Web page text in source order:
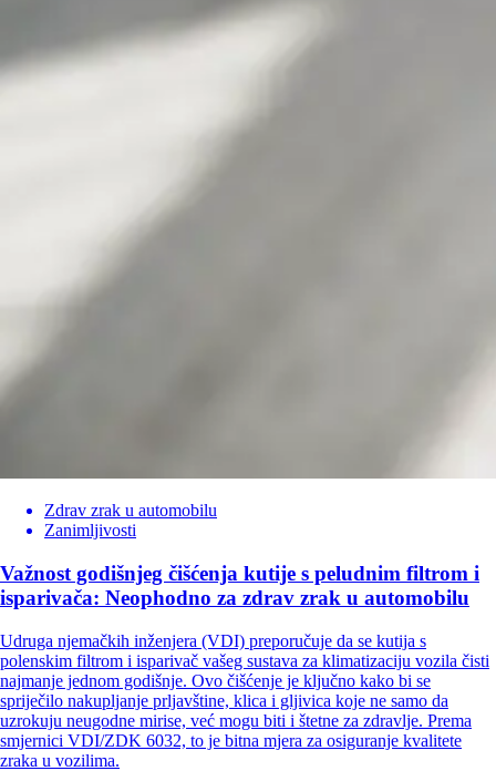
Zdrav zrak u automobilu
Zanimljivosti
Važnost godišnjeg čišćenja kutije s peludnim filtrom i
isparivača: Neophodno za zdrav zrak u automobilu
Udruga njemačkih inženjera (VDI) preporučuje da se kutija s
polenskim filtrom i isparivač vašeg sustava za klimatizaciju vozila čisti
najmanje jednom godišnje. Ovo čišćenje je ključno kako bi se
spriječilo nakupljanje prljavštine, klica i gljivica koje ne samo da
uzrokuju neugodne mirise, već mogu biti i štetne za zdravlje. Prema
smjernici VDI/ZDK 6032, to je bitna mjera za osiguranje kvalitete
zraka u vozilima.